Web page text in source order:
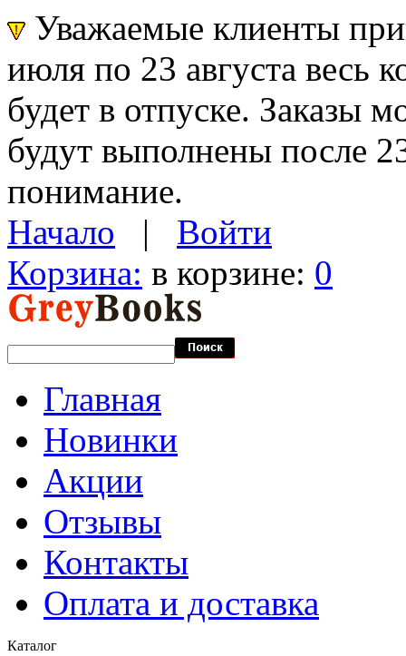
Уважаемые клиенты
июля по 23 августа весь
будет в отпуске. Заказы
будут выполнены после
понимание.
Начало | Войти
Корзина: в корзине: 0
Главная
Новинки
Акции
Отзывы
Контакты
Оплата и доставка
Каталог